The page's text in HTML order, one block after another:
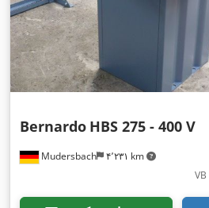
Mudersbach ۴٬۲۳۱ km
Bernardo HBS 275 - 400 V